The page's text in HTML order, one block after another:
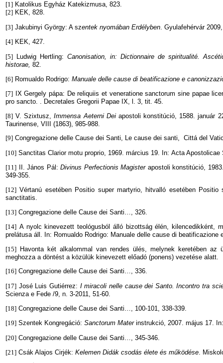
[1] Katolikus Egyház Katekizmusa, 823.
[2] KEK, 828.
[3] Jakubinyi György: A szentek nyomában Erdélyben . Gyulafehérvár
[4] KEK, 427.
[5]
Ludwig Hertling: Canonisation, in: Dictionnaire de spiritualité.
historae, 82.
[6] Romualdo Rodrigo: Manuale delle cause di beatificazione e
[7] IX Gergely pápa: De reliquiis et veneratione sanctorum sine papae
pro sancto. . Decretales Gregorii Papae IX, l. 3, tit. 45.
[8] V. Szixtusz,Immensa Aeterni Dei apostoli konstitúció, 1588. január
Taurinense, VIII (1863), 985-988.
[9] Congregazione delle Cause dei Santi, Le cause dei santi, Cittá del
[10] Sanctitas Clarior motu proprio, 1969. március 19. In: Acta Apostolicae
[11]
II. János Pál:Divinus Perfectionis Magister apostoli konstitúció,
349-355.
[12] Vértanú esetében Positio super martyrio, hitvalló esetében
sanctitatis.
[13] Congregazione delle Cause dei Santi…, 326.
[14] A nyolc kinevezett teológusból álló bizottság élén, kilencedikként,
prelátusa áll. In: Romualdo Rodrigo: Manuale delle cause di beatificazione
[15] Havonta két alkalommal van rendes ülés, melynek keretében az
meghozza a döntést a közülük kinevezett előadó (ponens) vezetése alatt.
[16] Congregazione delle Cause dei Santi…, 336.
[17] José Luis Gutiérrez: I miracoli nelle cause dei Santo. Incontro tra
Scienza e Fede /9, n. 3-2011, 51-60.
[18] Congregazione delle Cause dei Santi…, 100-101, 338-339.
[19] Szentek Kongregáció: Sanctorum Mater instrukció, 2007. május 17.
[20] Congregazione delle Cause dei Santi
, 345-346.
[21] Csák Alajos Cirjék: Kelemen Didák csodás élete és működése.